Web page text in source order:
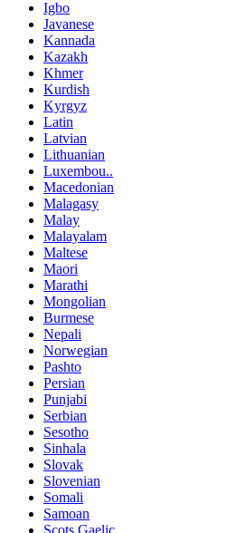
Igbo
Javanese
Kannada
Kazakh
Khmer
Kurdish
Kyrgyz
Latin
Latvian
Lithuanian
Luxembou..
Macedonian
Malagasy
Malay
Malayalam
Maltese
Maori
Marathi
Mongolian
Burmese
Nepali
Norwegian
Pashto
Persian
Punjabi
Serbian
Sesotho
Sinhala
Slovak
Slovenian
Somali
Samoan
Scots Gaelic